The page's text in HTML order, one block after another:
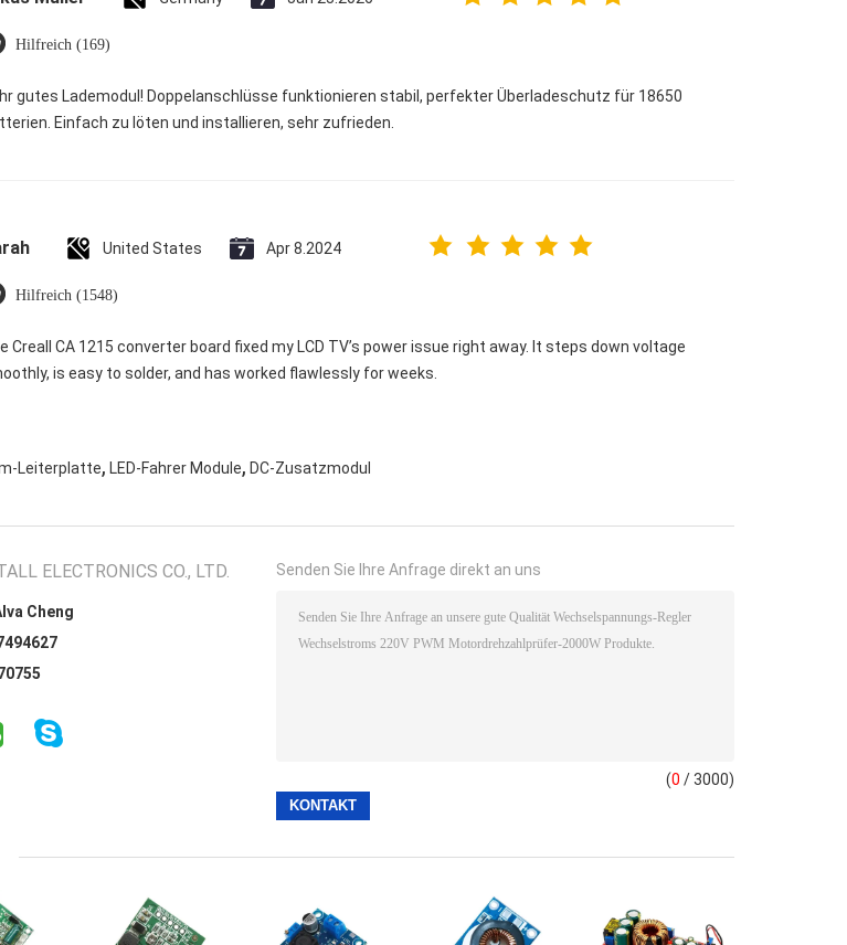
Hilfreich (169)
gutes Lademodul! Doppelanschlüsse funktionieren stabil, perfekter Überladeschutz für 18650
Einfach zu löten und installieren, sehr zufrieden.
United States Apr 8.2024
Hilfreich (1548)
Creall CA 1215 converter board fixed my LCD TV’s power issue right away. It steps down voltage
is easy to solder, and has worked flawlessly for weeks.
Leiterplatte, LED-Fahrer Module, DC-Zusatzmodul
ELECTRONICS CO., LTD.
Cheng
Senden Sie Ihre Anfrage direkt an uns
(0 / 3000)